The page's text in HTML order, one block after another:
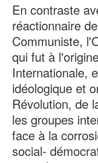
En contraste
réactionnaire
Communiste,
qui fut à
Internationale,
idéologique et
Révolution, de
les groupes
face à la
social-